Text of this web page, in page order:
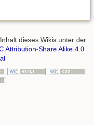
dieses Wikis unter der
Attribution-Share Alike 4.0